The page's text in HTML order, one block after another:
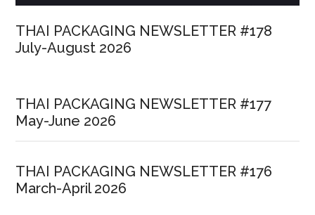
THAI PACKAGING NEWSLETTER #178
July-August 2026
THAI PACKAGING NEWSLETTER #177
May-June 2026
THAI PACKAGING NEWSLETTER #176
March-April 2026